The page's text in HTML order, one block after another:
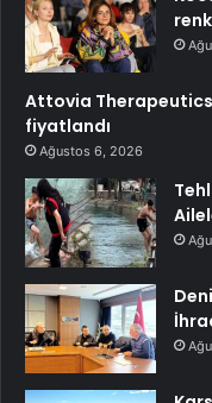
Attovia Therapeutics
fiyatlandı
Ağustos 6, 2026